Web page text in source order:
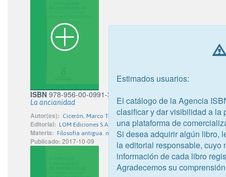
ISBN 978-956-00-0991-3
La ancianidad
Autor(es): Cicerón, Marco Tulio
Editorial: LOM Ediciones S.A.
Materia: Filosofía antigua. medieval. oriental
Publicado: 2017-10-09
Estimados usuarios:
El catálogo de la Agencia
clasificar y dar visibilidad a la
una plataforma de
Si desea adquirir algún libro,
la editorial responsable, cuyo
información de cada libro
Agradecemos su